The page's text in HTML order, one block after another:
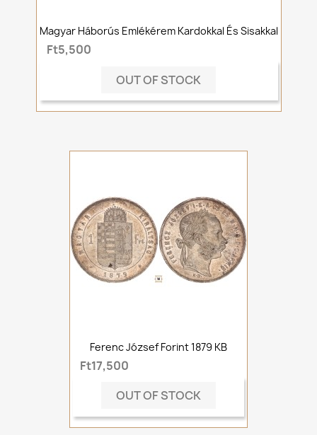
Magyar Háborús Emlékérem Kardokkal És Sisakkal
Ft5,500
OUT OF STOCK
Ferenc József Forint 1879 KB
Ft17,500
OUT OF STOCK